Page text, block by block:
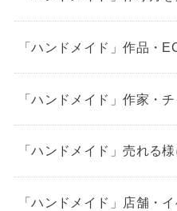
「ハンドメイド」作品・
「ハンドメイド」作家・
「ハンドメイド」売れる
「ハンドメイド」店舗・